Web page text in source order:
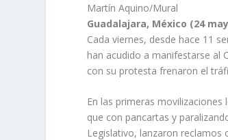
Martín Aquino/Mural
Guadalajara, México (24
Cada viernes, desde hace 11
han acudido a manifestarse al
con su protesta frenaron el
En las primeras
que con pancartas y
Legislativo, lanzaron reclamos